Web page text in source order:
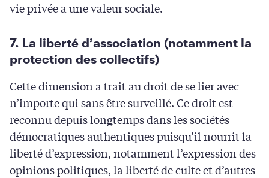
vie privée a une valeur sociale.
7. La liberté d’association (notamment la
protection des collectifs)
Cette dimension a trait au droit de se lier avec
n’importe qui sans être surveillé. Ce droit est
reconnu depuis longtemps dans les sociétés
démocratiques authentiques puisqu’il nourrit la
liberté d’expression, notamment l’expression des
opinions politiques, la liberté de culte et d’autres